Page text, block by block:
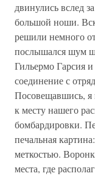
двинулись вслед
большой ноши.
решили немного
послышался шум
Гильермо Гарсия
соединение с
Посовещавшись, я
к месту нашего
бомбардировки.
печальная
меткостью.
места, где